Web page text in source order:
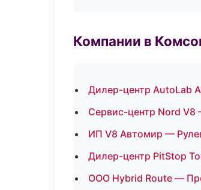
Компании в
Дилер-центр AutoLab
Сервис-центр Nord
ИП V8 Автомир —
Дилер-центр PitStop
ООО Hybrid Route —